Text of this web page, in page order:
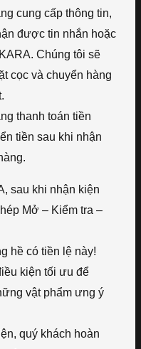
cung cấp thông tin,
được tin nhắn hoặc
Chúng tôi sẽ
cọc và chuyển hàng
thanh toán tiền
tiền sau khi nhận
sau khi nhận kiện
Mở – Kiểm tra –
hề có tiền lệ này!
kiện tối ưu để
vật phẩm ưng ý
quý khách hoàn